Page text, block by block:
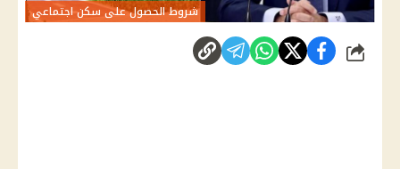
شروط الحصول على سكن اجتماعي
شارك